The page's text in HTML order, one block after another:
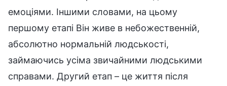
емоціями. Іншими словами, на цьому
першому етапі Він живе в небожественній,
абсолютно нормальній людськості,
займаючись усіма звичайними людськими
справами. Другий етап – це життя після